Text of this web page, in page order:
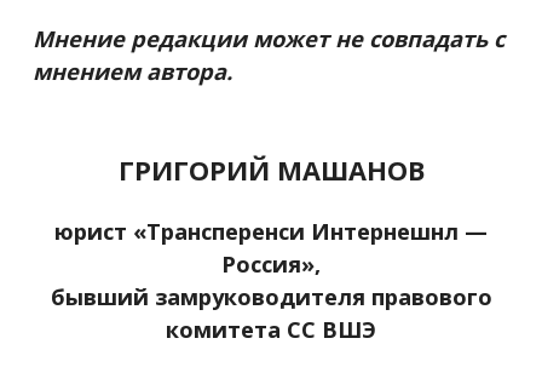
Мнение редакции может не совпадать с
мнением автора.
ГРИГОРИЙ МАШАНОВ
юрист «Трансперенси Интернешнл —
Россия»,
бывший замруководителя правового
комитета СС ВШЭ